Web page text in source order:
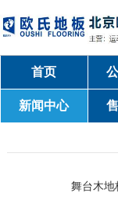
首页
新闻中心
舞台木地